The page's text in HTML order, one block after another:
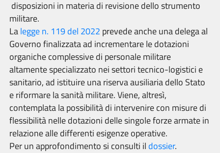
disposizioni in materia di revisione dello strumento
militare.
Lalegge n. 119 del 2022 prevede anche una delega al
Governo finalizzata ad incrementare le dotazioni
organiche complessive di personale militare
altamente specializzato nei settori tecnico-logistici e
sanitario, ad istituire una riserva ausiliaria dello Stato
e riformare la sanità militare. Viene, altresì,
contemplata la possibilità di intervenire con misure di
flessibilità nelle dotazioni delle singole forze armate in
relazione alle differenti esigenze operative.
Per un approfondimento si consulti il dossier.